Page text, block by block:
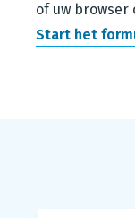
of uw browser
Start het